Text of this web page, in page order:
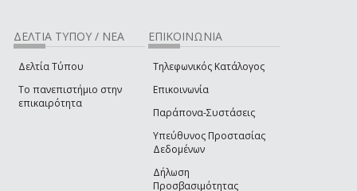
ΔΕΛΤΙΑ ΤΥΠΟΥ / ΝΕΑ
Δελτία Τύπου
Το πανεπιστήμιο στην
επικαιρότητα
ΕΠΙΚΟΙΝΩΝΙΑ
Τηλεφωνικός Κατάλογος
Επικοινωνία
Παράπονα-Συστάσεις
Υπεύθυνος Προστασίας
Δεδομένων
Δήλωση
Προσβασιμότητας